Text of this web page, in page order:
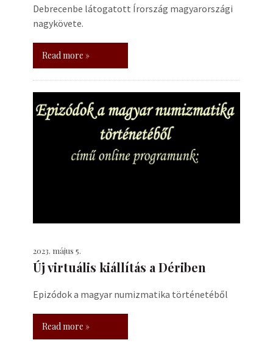
Debrecenbe látogatott Írország magyarországi
nagykövete.
Read more »
2023. május 5.
Új virtuális kiállítás a Dériben
Epizódok a magyar numizmatika történetéből
Read more »